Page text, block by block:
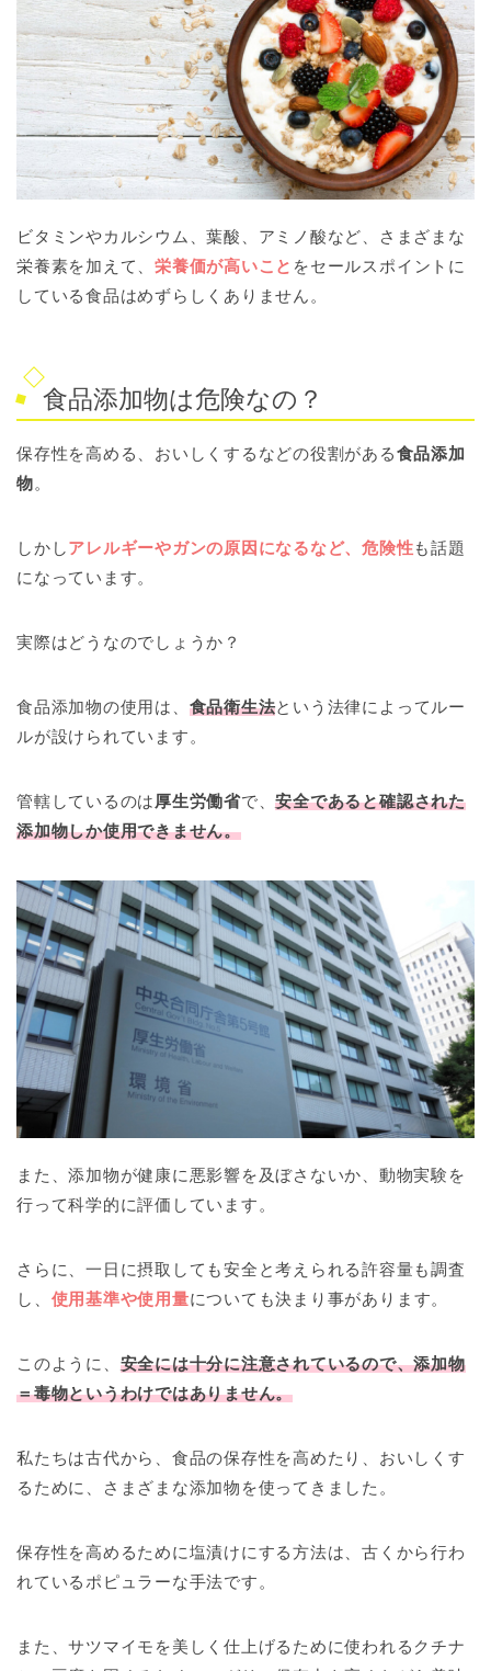
ビタミンやカルシウム、葉酸、アミノ酸など、さまざまな
栄養素を加えて、栄養価が高いこと をセールスポイントに
している食品はめずらしくありません。
食品添加物は危険なの？
保存性を高める、おいしくするなどの役割がある食品添加
物。
しかしアレルギーやガンの原因になるなど、危険性も話題
になっています。
実際はどうなのでしょうか？
食品添加物の使用は、 食品衛生法という法律によってルー
ルが設けられています。
管轄しているのは厚生労働省で、安全であると確認された
添加物しか使用できません。
また、添加物が健康に悪影響を及ぼさないか、動物実験を
行って科学的に評価しています。
さらに、一日に摂取しても安全と考えられる許容量も調査
し、 使用基準や使用量についても決まり事があります。
このように、 安全には十分に注意されているので、添加物
＝毒物というわけではありません。
私たちは古代から、食品の保存性を高めたり、おいしくす
るために、さまざまな添加物を使ってきました。
保存性を高めるために塩漬けにする方法は、古くから行わ
れているポピュラーな手法です。
また、サツマイモを美しく仕上げるために使われるクチナ